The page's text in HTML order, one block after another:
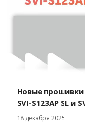
Новые
SVI-S123AP SL и
18 декабря 2025